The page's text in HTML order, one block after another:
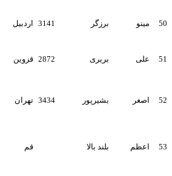
برزگر 3141 اردبیل
بریری 2872 قزوین
بشیرپور 3434 تهران کرج
بلند بالا قم